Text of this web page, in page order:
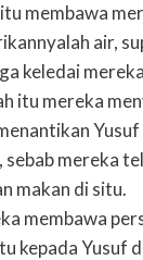
membawa
air,
keledai
itu mereka
mereka
makan di situ.
membawa
kepada Yusuf